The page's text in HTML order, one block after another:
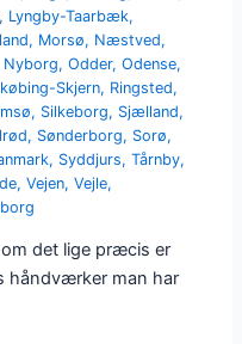
, Lyngby-Taarbæk,
, Morsø, Næstved,
Nyborg,Odder,Odense,
Skjern, Ringsted,
, Silkeborg, Sjælland,
, Sønderborg, Sorø,
, Syddjurs,Tårnby,
,Vejen,Vejle,
det lige præcis er
håndværker man har